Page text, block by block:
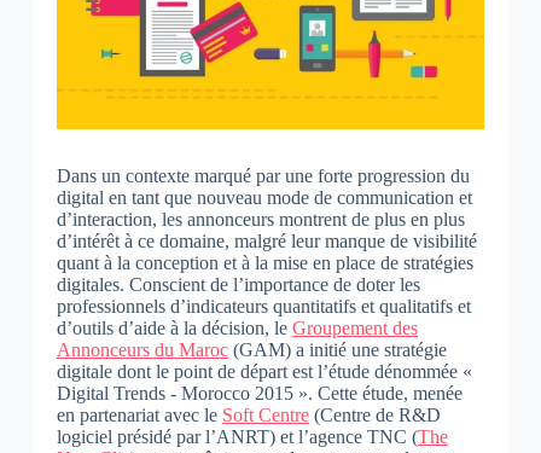
Dans un contexte marqué par une forte progression du
digital en tant que nouveau mode de communication et
d’interaction, les annonceurs montrent de plus en plus
d’intérêt à ce domaine, malgré leur manque de visibilité
quant à la conception et à la mise en place de stratégies
digitales. Conscient de l’importance de doter les
professionnels d’indicateurs quantitatifs et qualitatifs et
d’outils d’aide à la décision, le Groupement des
Annonceurs du Maroc(GAM) a initié une stratégie
digitale dont le point de départ est l’étude dénommée «
Digital Trends ‐ Morocco 2015 ». Cette étude, menée
en partenariat avec le Soft Centre(Centre de R&D
logiciel présidé par l’ANRT) et l’agence TNC (The